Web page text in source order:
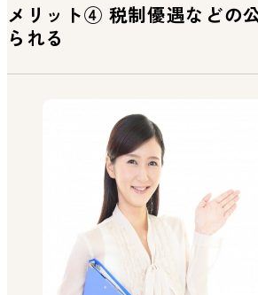
メリット④ 税制優遇などの
られる